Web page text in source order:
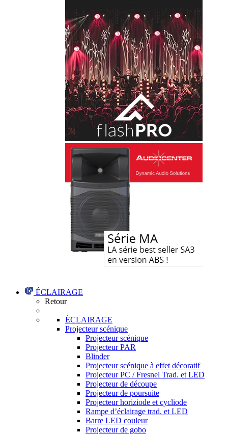
ÉCLAIRAGE
Retour
ÉCLAIRAGE
Projecteur scénique
Projecteur scénique
Projecteur PAR
Blinder
Projecteur scénique à effet décoratif
Projecteur PC / Fresnel Trad. et LED
Projecteur de découpe
Projecteur de poursuite
Projecteur horiziode et cycliode
Rampe d’éclairage trad. et LED
Barre LED couleur
Projecteur de gobo